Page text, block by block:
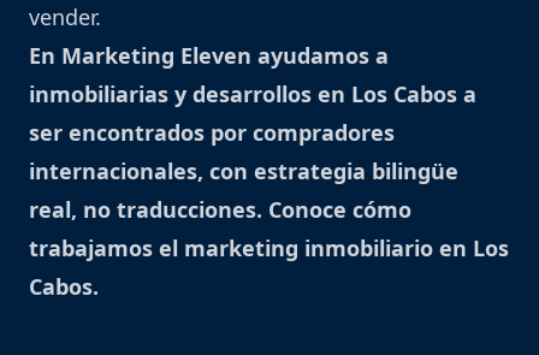
vender.
En Marketing Eleven ayudamos a
inmobiliarias y desarrollos en Los Cabos a
ser encontrados por compradores
internacionales, con estrategia bilingüe
real, no traducciones. Conoce cómo
trabajamos el marketing inmobiliario en Los
Cabos.